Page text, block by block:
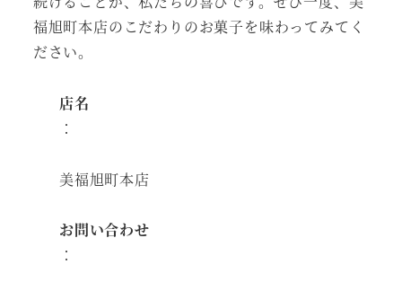
福旭町本店のこだわりのお菓子を味わってみてく
ださい。
店名
：
美福旭町本店
お問い合わせ
：